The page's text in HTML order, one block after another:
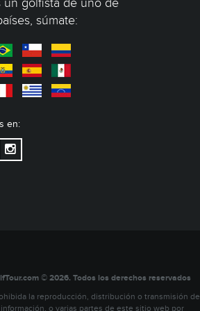
un golfista de uno de
súmate:
en:
© 2026. Todos los derechos reservados
la reproducción, distribución o transmisión de
o varias partes de este sitio web por